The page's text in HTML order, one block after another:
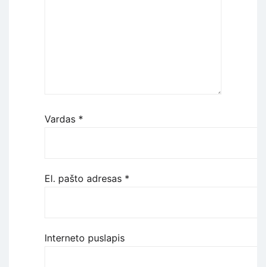
Vardas *
El. pašto adresas *
Interneto puslapis